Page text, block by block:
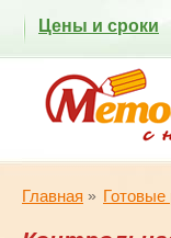
Цены и сроки
Главная Готовые